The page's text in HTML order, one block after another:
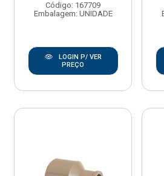
Código: 167709
Embalagem: UNIDADE
LOGIN P/ VER
PREÇO